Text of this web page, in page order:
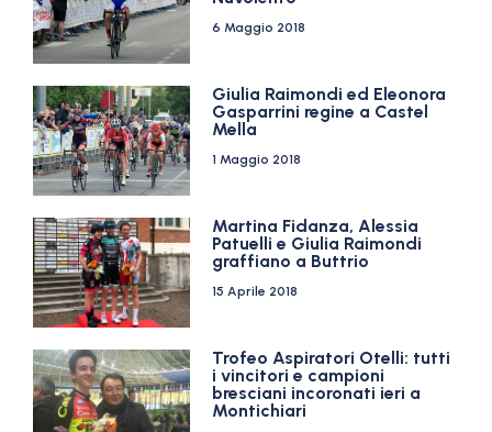
6 Maggio 2018
Giulia Raimondi ed Eleonora
Gasparrini regine a Castel
Mella
1 Maggio 2018
Martina Fidanza, Alessia
Patuelli e Giulia Raimondi
graffiano a Buttrio
15 Aprile 2018
Trofeo Aspiratori Otelli: tutti
i vincitori e campioni
bresciani incoronati ieri a
Montichiari